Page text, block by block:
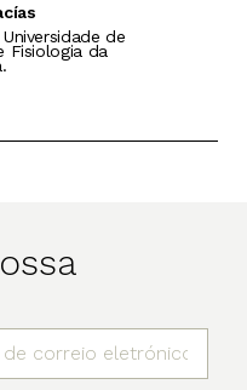
de
Fisiologia da